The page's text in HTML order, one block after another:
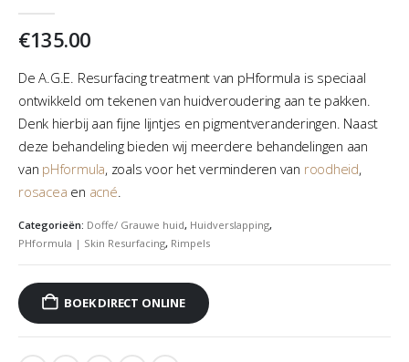
€135.00
De A.G.E. Resurfacing treatment van pHformula is speciaal
ontwikkeld om tekenen van huidveroudering aan te pakken.
Denk hierbij aan fijne lijntjes en pigmentveranderingen. Naast
deze behandeling bieden wij meerdere behandelingen aan
van pHformula, zoals voor het verminderen van roodheid,
rosacea en acné.
Categorieën: Doffe/ Grauwe huid, Huidverslapping,
PHformula | Skin Resurfacing, Rimpels
BOEK DIRECT ONLINE